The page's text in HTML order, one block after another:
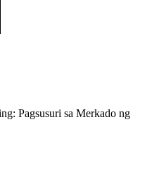
Pagsusuri sa Merkado ng